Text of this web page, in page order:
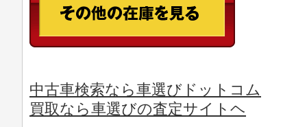
中古車検索なら車選びドットコム
買取なら車選びの査定サイトヘ